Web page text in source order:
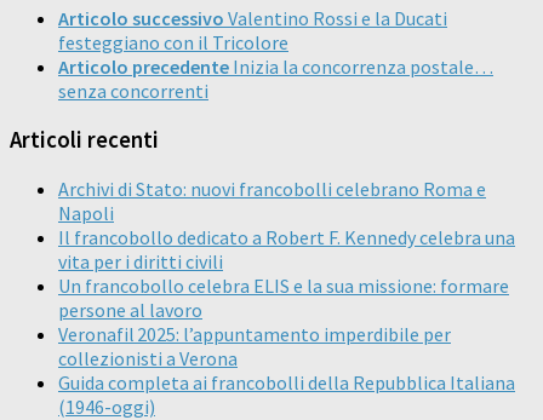
Articolo successivo Valentino Rossi e la Ducati
festeggiano con il Tricolore
Articolo precedente Inizia la concorrenza postale…
senza concorrenti
Articoli recenti
Archivi di Stato: nuovi francobolli celebrano Roma e
Napoli
Il francobollo dedicato a Robert F. Kennedy celebra una
vita per i diritti civili
Un francobollo celebra ELIS e la sua missione: formare
persone al lavoro
Veronafil 2025: l’appuntamento imperdibile per
collezionisti a Verona
Guida completa ai francobolli della Repubblica Italiana
(1946-oggi)